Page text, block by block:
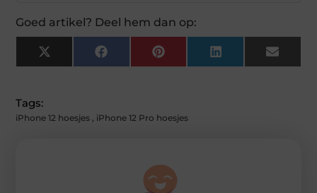
Goed artikel? Deel hem dan op:
X
(Twitter)
FacebookPinterest LinkedIn Email
Tags:
iPhone 12 hoesjes , iPhone 12 Pro hoesjes